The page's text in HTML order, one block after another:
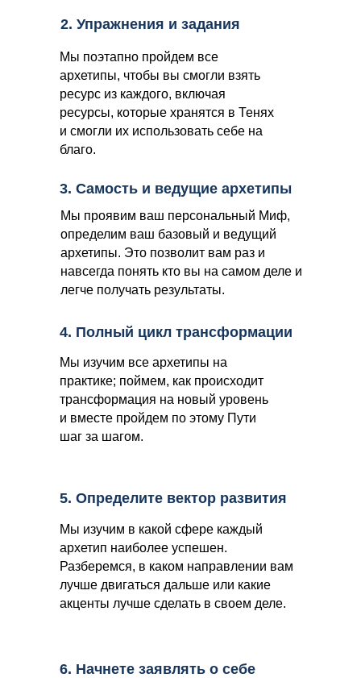
Мы поэтапно пройдем все
архетипы, чтобы вы смогли взять
ресурс из каждого, включая
ресурсы, которые хранятся в Тенях
и смогли их использовать себе на
благо.
Мы проявим ваш персональный Миф,
определим ваш базовый и ведущий
архетипы. Это позволит вам раз и
навсегда понять кто вы на самом деле и
легче получать результаты.
2. Упражнения и задания
3. Самость и ведущие архетипы
Мы изучим все архетипы на
практике; поймем, как происходит
трансформация на новый уровень
и вместе пройдем по этому Пути
шаг за шагом.
Мы изучим в какой сфере каждый
архетип наиболее успешен.
Разберемся, в каком направлении вам
лучше двигаться дальше или какие
акценты лучше сделать в своем деле.
4. Полный цикл трансформации
5. Определите вектор развития
6. Начнете заявлять о себе